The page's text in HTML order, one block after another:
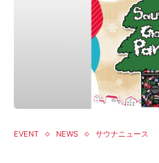
EVENT NEWS サウナニュース